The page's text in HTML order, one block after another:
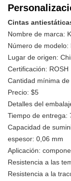
Cintas
Nombre de marca:
Número de modelo:
Lugar de origen:
Certificación: ROSH
Cantidad mínima
Precio: $5
Detalles del
Tiempo de entrega:
Capacidad de
espesor: 0,06 mm
Aplicación:
Resistencia a las
Resistencia a la